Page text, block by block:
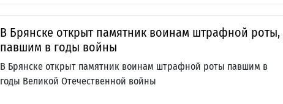
В Брянске открыт памятник воинам штрафной роты,
павшим в годы войны
В Брянске открыт памятник воинам штрафной роты павшим в
годы Великой Отечественной войны